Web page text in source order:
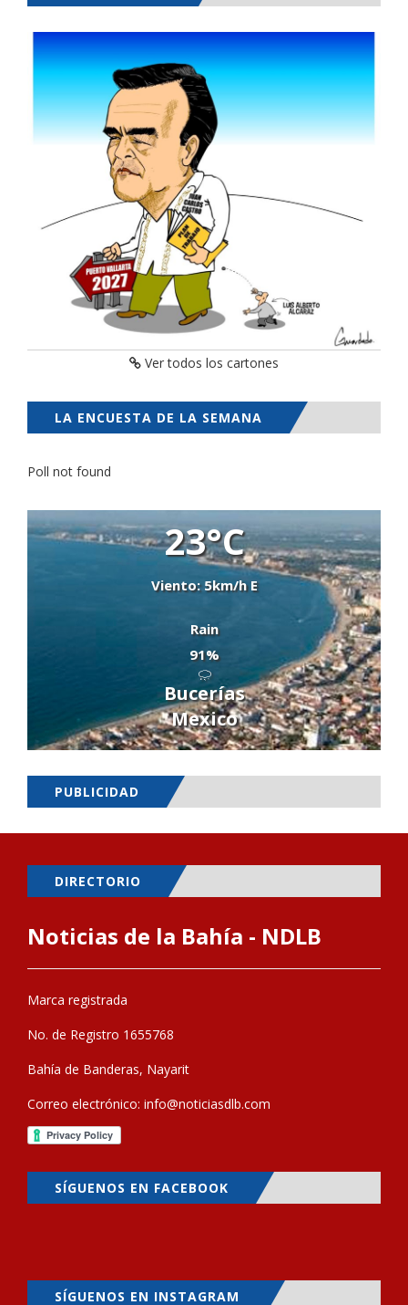
Ver todos los cartones
LA ENCUESTA DE LA SEMANA
Poll not found
23°C
Viento: 5km/h E
Rain
91%
Bucerías
Mexico
PUBLICIDAD
DIRECTORIO
Noticias de la Bahía - NDLB
Marca registrada
No. de Registro 1655768
Bahía de Banderas, Nayarit
Correo electrónico: info@noticiasdlb.com
SÍGUENOS EN FACEBOOK
SÍGUENOS EN INSTAGRAM